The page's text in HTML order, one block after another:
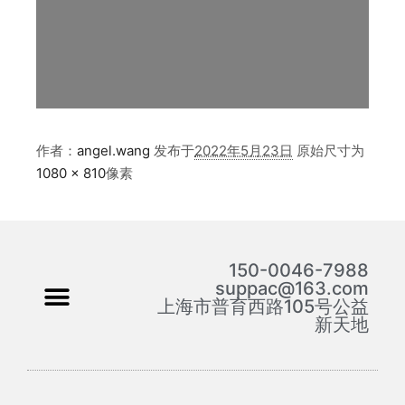
作者： angel.wang 发布于2022年5月23日 原始尺寸为
1080 × 810像素
150-0046-7988
suppac@163.com
上海市普育西路105号公益
新天地